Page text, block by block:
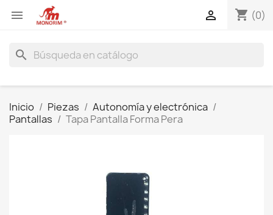
 shopping_cart (0)

search
Inicio Piezas
Autonomía y electrónica
Pantallas
Tapa Pantalla Forma Pera